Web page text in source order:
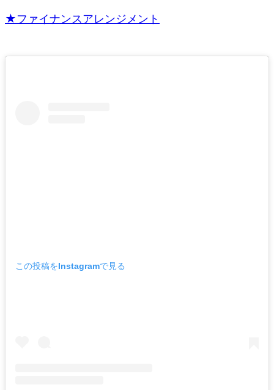
★ファイナンスアレンジメント
この投稿をInstagramで見る